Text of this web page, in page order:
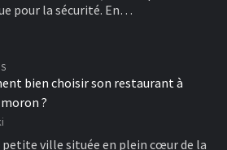
pour la sécurité. En…
bien choisir son restaurant à
?
ville située en plein cœur de la